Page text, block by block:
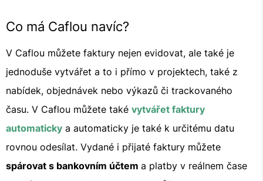
Co má Caflou navíc?
V Caflou můžete faktury nejen evidovat, ale také je
jednoduše vytvářet a to i přímo v projektech, také z
nabídek, objednávek nebo výkazů či trackovaného
času. V Caflou můžete také vytvářet faktury
automaticky a automaticky je také k určitému datu
rovnou odesílat. Vydané i přijaté faktury můžete
spárovat s bankovním účtem a platby v reálnem čase